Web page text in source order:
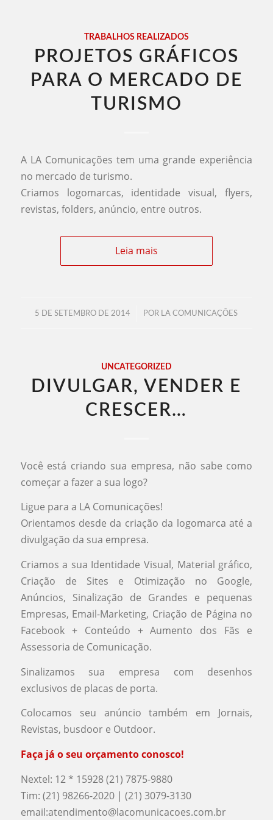
TRABALHOS REALIZADOS
PROJETOS GRÁFICOS
PARA O MERCADO DE
TURISMO
A LA Comunicações tem uma grande experiência
no mercado de turismo.
Criamos logomarcas, identidade visual, flyers,
revistas, folders, anúncio, entre outros.
Leia mais
5 DE SETEMBRO DE 2014
/ POR LA COMUNICAÇÕES
UNCATEGORIZED
DIVULGAR, VENDER E
CRESCER…
Você está criando sua empresa, não sabe como
começar a fazer a sua logo?
Ligue para a LA Comunicações!
Orientamos desde da criação da logomarca até a
divulgação da sua empresa.
Criamos a sua Identidade Visual, Material gráfico,
Criação de Sites e Otimização no Google,
Anúncios, Sinalização de Grandes e pequenas
Empresas, Email-Marketing, Criação de Página no
Facebook + Conteúdo + Aumento dos Fãs e
Assessoria de Comunicação.
Sinalizamos sua empresa com desenhos
exclusivos de placas de porta.
Colocamos seu anúncio também em Jornais,
Revistas, busdoor e Outdoor.
Faça já o seu orçamento conosco!
Nextel: 12 * 15928 (21) 7875-9880
Tim: (21) 98266-2020 | (21) 3079-3130
email:atendimento@lacomunicacoes.com.br